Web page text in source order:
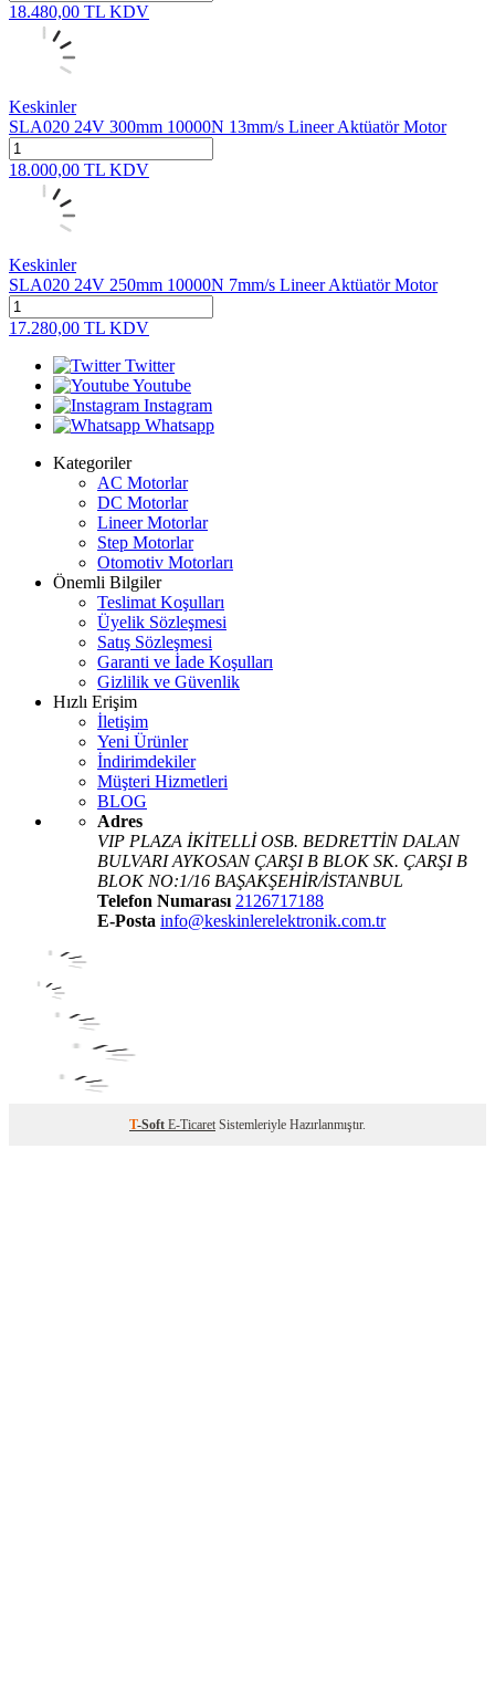
18.480,00 TL KDV
Keskinler
SLA020 24V 300mm 10000N 13mm/s Lineer Aktüatör Motor
18.000,00 TL KDV
Keskinler
SLA020 24V 250mm 10000N 7mm/s Lineer Aktüatör Motor
17.280,00 TL KDV
Twitter
Youtube
Instagram
Whatsapp
Kategoriler
AC Motorlar
DC Motorlar
Lineer Motorlar
Step Motorlar
Otomotiv Motorları
Önemli Bilgiler
Teslimat Koşulları
Üyelik Sözleşmesi
Satış Sözleşmesi
Garanti ve İade Koşulları
Gizlilik ve Güvenlik
Hızlı Erişim
İletişim
Yeni Ürünler
İndirimdekiler
Müşteri Hizmetleri
BLOG
Adres
VIP PLAZA İKİTELLİ OSB. BEDRETTİN DALAN
BULVARI AYKOSAN ÇARŞI B BLOK SK. ÇARŞI B
BLOK NO:1/16 BAŞAKŞEHİR/İSTANBUL
Telefon Numarası 2126717188
E-Posta info@keskinlerelektronik.com.tr
T-Soft E-Ticaret Sistemleriyle Hazırlanmıştır.